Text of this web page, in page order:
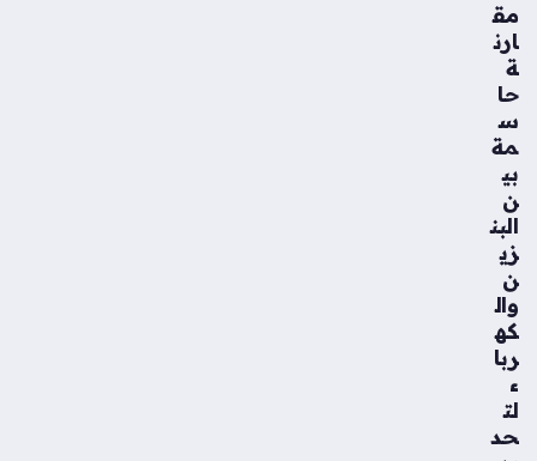
مق
ارن
ة
حا
س
مة
بي
ن
البن
زي
ن
وال
كه
ربا
ء
لت
حد